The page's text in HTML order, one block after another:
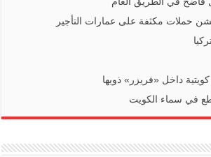
بشن حملات مكثفة على عمارات التأجير
داخل «فريزر» ذويها
في سماء الكويت